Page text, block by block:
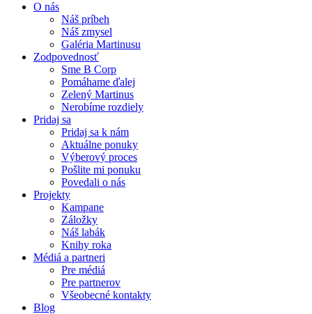
O nás
Náš príbeh
Náš zmysel
Galéria Martinusu
Zodpovednosť
Sme B Corp
Pomáhame ďalej
Zelený Martinus
Nerobíme rozdiely
Pridaj sa
Pridaj sa k nám
Aktuálne ponuky
Výberový proces
Pošlite mi ponuku
Povedali o nás
Projekty
Kampane
Záložky
Náš labák
Knihy roka
Médiá a partneri
Pre médiá
Pre partnerov
Všeobecné kontakty
Blog